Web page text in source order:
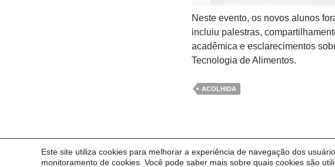
Este site utiliza cookies para melhorar a experiência de navegação dos
monitoramento de cookies. Você pode saber mais sobre quais cookies são
Neste evento, os novos alunos
incluiu palestras,
acadêmica e esclarecimentos
Tecnologia de Alimentos.
ACOLHIDA
© 2014 Universidade Federal do Pampa - UNIPAMPA